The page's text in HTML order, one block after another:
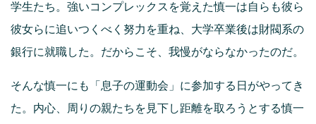
学生たち。強いコンプレックスを覚えた慎一は自らも彼ら
彼女らに追いつくべく努力を重ね、大学卒業後は財閥系の
銀行に就職した。だからこそ、我慢がならなかったのだ。
そんな慎一にも「息子の運動会」に参加する日がやってき
た。内心、周りの親たちを見下し距離を取ろうとする慎一